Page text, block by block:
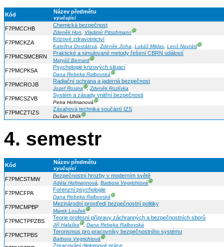
Kód Název předmětu
vyučující
F7PMCCHB
Chemická bezpečnost
Zdeněk Hon, Vladimír Pitschmann Ⓖ
F7PMCKZA
Krizové zdravotnictví
Kateřina Dostálová,Zdeněk Jícha, Lukáš Miklas, Leoš NavrátilⒼ
F7PMCSMCBRN
Praktické a simulované metody řešení CBRN událostí
Matyáš BernardⒼ
F7PMCPKSA
Psychologie krizových situací
Dana Rebeka RalbovskáⒼ
F7PMCROJB
Radiační ochrana a jaderná bezpečnost
Jozef RosinaⒼ,Zdeněk Rozlívka
F7PMCSZVB
Systém a zásady vnitřní bezpečnosti
Petra HofmanováⒼ
F7PMCZTIZS
Zásahová technika součástí IZS
Dušan UhlíkⒼ
4. semestr
Kód Název předmětu
vyučující
F7PMCSTMW
Bezpečnostní hrozby v moderním světě
Adéla Hofmannová, Barbora VegrichtováⒼ
F7PMCFPA
Forenzní psychologie
Dana Rebeka RalbovskáⒼ
F7PMCMPBP
Mezinárodní prostředí bezpečnostní politiky
Marek LoužekⒼ
F7PMCTPPZBS
Teorie profesní přípravy záchranných a bezpečnostních sborů
Jiří HalaškaⒼ, Dana Rebeka Ralbovská
F7PMCTPBS
Terorismus pro pracovníky bezpečnostního systému
Barbora VegrichtováⒼ
Zpracování diplomové práce